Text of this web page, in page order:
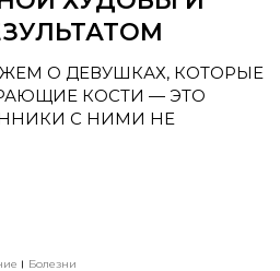
О ДЕВУШКАХ, КОТОРЫЕ
КОСТИ — ЭТО
С НИМИ НЕ
Болезни